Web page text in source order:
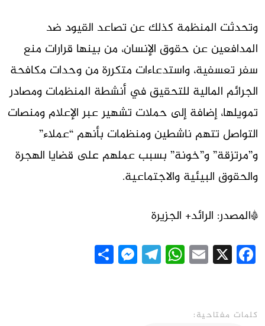
وتحدثت المنظمة كذلك عن تصاعد القيود ضد
المدافعين عن حقوق الإنسان، من بينها قرارات منع
سفر تعسفية، واستدعاءات متكررة من وحدات مكافحة
الجرائم المالية للتحقيق في أنشطة المنظمات ومصادر
تمويلها، إضافة إلى حملات تشهير عبر الإعلام ومنصات
التواصل تتهم ناشطين ومنظمات بأنهم “عملاء”
و”مرتزقة” و”خونة” بسبب عملهم على قضايا الهجرة
والحقوق البيئية والاجتماعية.
*المصدر: الرائد+ الجزيرة
Facebook
X
Email
WhatsApp
Telegram
Messenger
كلمات مفتاحية: